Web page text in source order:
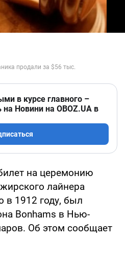
в курсе главного –
Новини на OBOZ.UA в
на церемонию
лайнера
в 1912 году, был
Bonhams в Нью-
Об этом сообщает